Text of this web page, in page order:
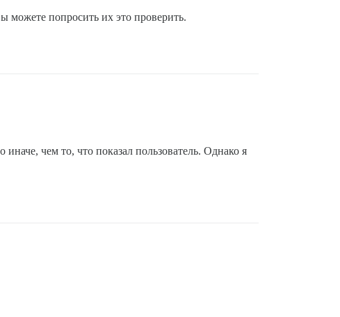
можете попросить их это проверить.
чем то, что показал пользователь. Однако я